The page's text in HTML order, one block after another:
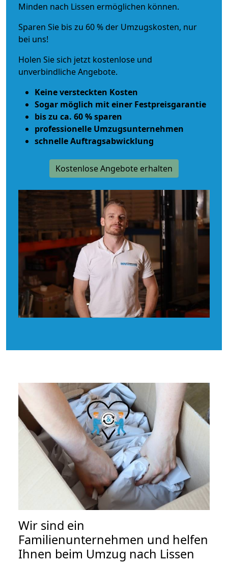
Minden nach Lissen ermöglichen können.
Sparen Sie bis zu 60 % der Umzugskosten, nur
bei uns!
Holen Sie sich jetzt kostenlose und
unverbindliche Angebote.
Keine versteckten Kosten
Sogar möglich mit einer Festpreisgarantie
bis zu ca. 60 % sparen
professionelle Umzugsunternehmen
schnelle Auftragsabwicklung
Kostenlose Angebote erhalten
Wir sind ein
Familienunternehmen und helfen
Ihnen beim Umzug nach Lissen